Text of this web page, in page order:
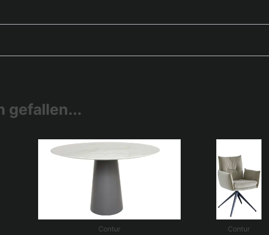
gefallen...
Contur
Contur